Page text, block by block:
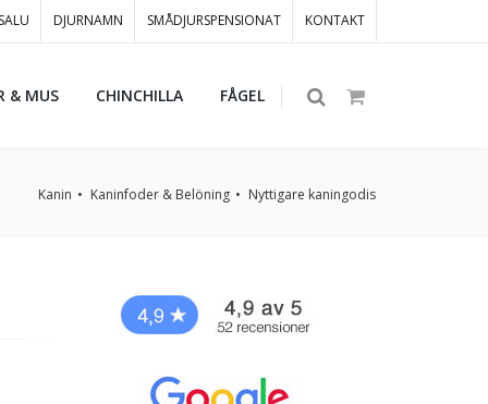
DJURNAMN SMÅDJURSPENSIONAT KONTAKT
& MUS CHINCHILLA FÅGEL
Kanin Kaninfoder & Belöning Nyttigare kaningodis